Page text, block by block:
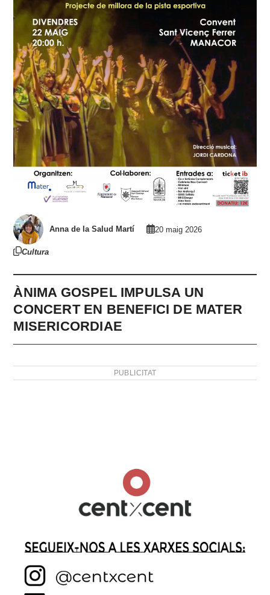
Anna de la Salud Martí 20 maig 2026
Cultura
ÀNIMA GOSPEL IMPULSA UN
CONCERT EN BENEFICI DE MATER
MISERICORDIAE
PUBLICITAT